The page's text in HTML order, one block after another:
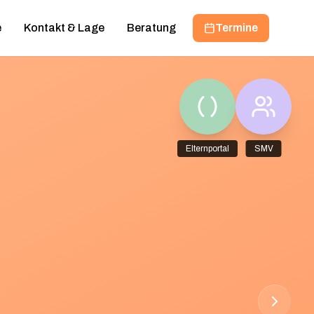
Kontakt & Lage Beratung Termine
Elternportal SMV